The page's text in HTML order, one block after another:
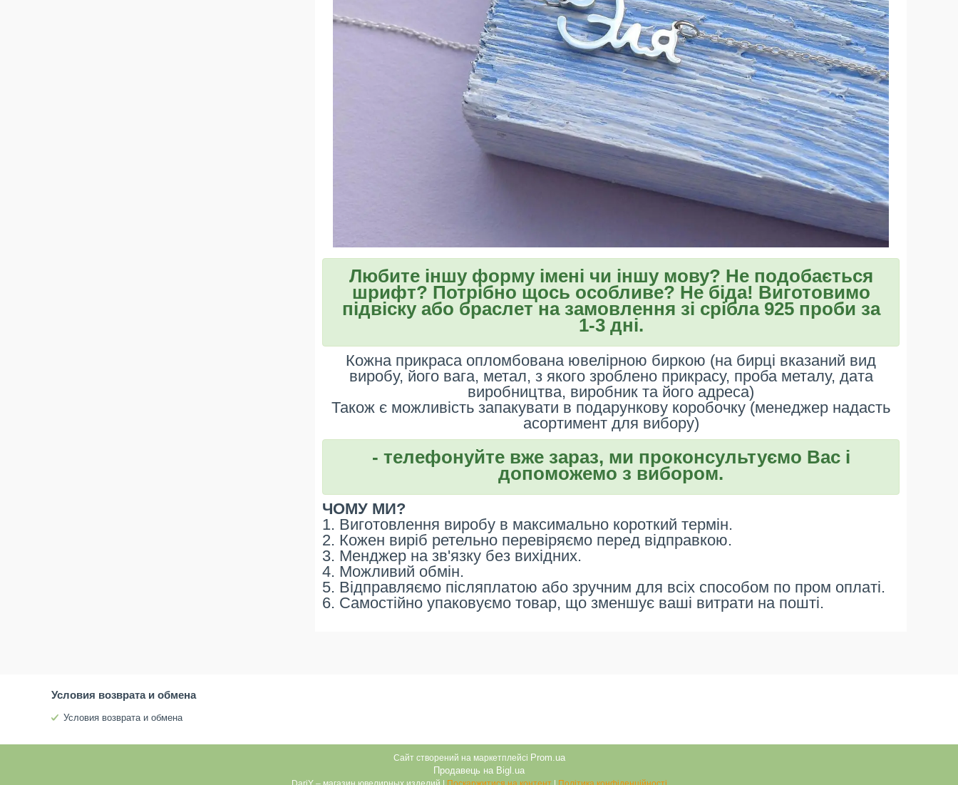
Любите іншу форму імені чи іншу мову? Не подобається
шрифт? Потрібно щось особливе? Не біда! Виготовимо
підвіску або браслет на замовлення зі срібла 925 проби за
1-3 дні.
Кожна прикраса опломбована ювелірною биркою (на бирці вказаний вид
виробу, його вага, метал, з якого зроблено прикрасу, проба металу, дата
виробництва, виробник та його адреса)
Також є можливість запакувати в подарункову коробочку (менеджер надасть
асортимент для вибору)
- телефонуйте вже зараз, ми проконсультуємо Вас і
допоможемо з вибором.
ЧОМУ МИ?
1. Виготовлення виробу в максимально короткий термін.
2. Кожен виріб ретельно перевіряємо перед відправкою.
3. Менджер на зв'язку без вихідних.
4. Можливий обмін.
5. Відправляємо післяплатою або зручним для всіх способом по пром оплаті.
6. Самостійно упаковуємо товар, що зменшує ваші витрати на пошті.
Условия возврата и обмена
Условия возврата и обмена
Сайт створений на маркетплейсі Prom.ua
Продавець на Bigl.ua